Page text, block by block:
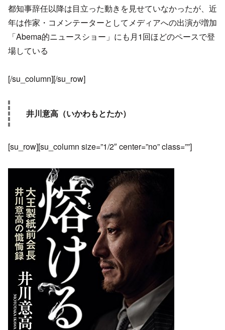
都知事辞任以降は目立った動きを見せていなかったが、近
年は作家・コメンテーターとしてメディアへの出演が増加
「Abema的ニュースショー」にも月1回ほどのペースで登
場している
[/su_column][/su_row]
井川意高（いかわもとたか）
[su_row][su_column size=”1/2″ center=”no” class=””]